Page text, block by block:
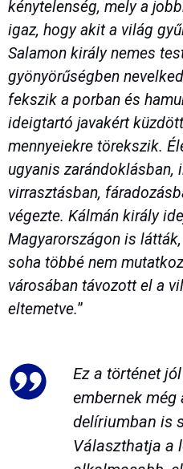
kénytelenség, mely a
igaz, hogy akit a világ
Salamon király nemes
gyönyörűségben
fekszik a porban és
ideigtartó javakért
mennyeiekre törekszik.
ugyanis zarándoklásban,
virrasztásban,
végezte. Kálmán király
Magyarországon is
soha többé nem
városában távozott el a
eltemetve.”
Ez a történet
embernek
delíriumban is
Választhatja a